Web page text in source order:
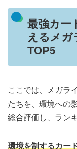
最強カー
えるメガ
TOP5
ここでは、メガラ
たちを、環境への
総合評価し、ラン
環境を制するカー